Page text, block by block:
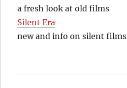
a fresh look at old films
Silent Era
new and info on silent films